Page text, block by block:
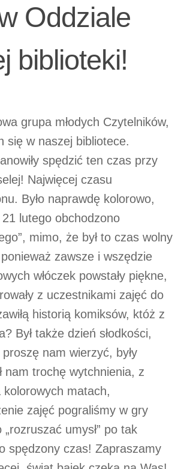
Oddziale
biblioteki!
grupa młodych Czytelników,
się w naszej bibliotece.
spędzić ten czas przy
Najwięcej czasu
Było naprawdę kolorowo,
lutego obchodzono
mimo, że był to czas wolny
zawsze i wszędzie
włóczek powstały piękne,
z uczestnikami zajęć do
historią komiksów, któż z
Był także dzień słodkości,
nam wierzyć, były
nam trochę wytchnienia, z
matach,
zajęć pograliśmy w gry
umysł” po tak
spędzony czas! Zapraszamy